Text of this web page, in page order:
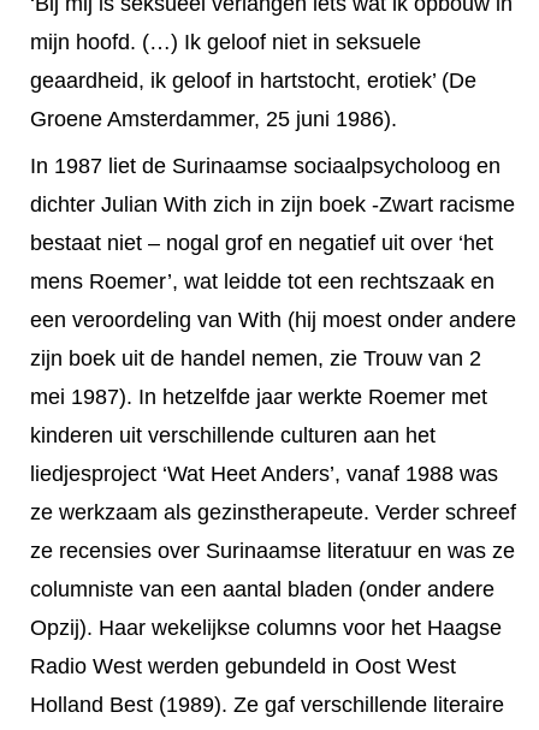
mijn hoofd. (…) Ik geloof niet in seksuele
geaardheid, ik geloof in hartstocht, erotiek’ (De
Groene Amsterdammer, 25 juni 1986).
In 1987 liet de Surinaamse sociaalpsycholoog en
dichter Julian With zich in zijn boek -Zwart racisme
bestaat niet – nogal grof en negatief uit over ‘het
mens Roemer’, wat leidde tot een rechtszaak en
een veroordeling van With (hij moest onder andere
zijn boek uit de handel nemen, zie Trouw van 2
mei 1987). In hetzelfde jaar werkte Roemer met
kinderen uit verschillende culturen aan het
liedjesproject ‘Wat Heet Anders’, vanaf 1988 was
ze werkzaam als gezinstherapeute. Verder schreef
ze recensies over Surinaamse literatuur en was ze
columniste van een aantal bladen (onder andere
Opzij). Haar wekelijkse columns voor het Haagse
Radio West werden gebundeld in Oost West
Holland Best (1989). Ze gaf verschillende literaire